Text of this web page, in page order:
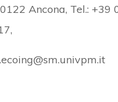
Ancona, Tel.: +39